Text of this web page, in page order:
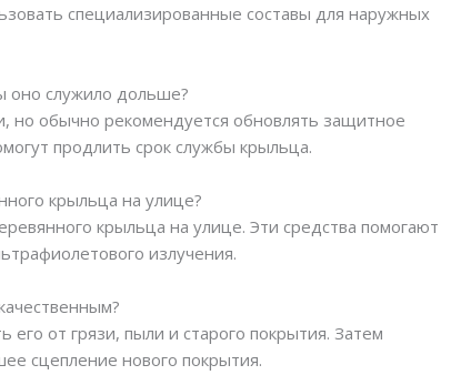
специализированные составы для наружных
оно служило дольше?
но обычно рекомендуется обновлять защитное
продлить срок службы крыльца.
крыльца на улице?
крыльца на улице. Эти средства помогают
излучения.
от грязи, пыли и старого покрытия. Затем
сцепление нового покрытия.